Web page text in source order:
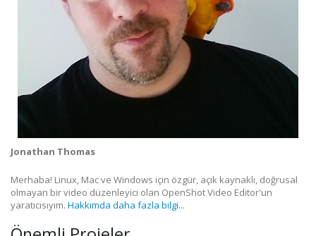
Jonathan Thomas
Merhaba! Linux, Mac ve Windows için özgür, açık kaynaklı, doğrusal
olmayan bir video düzenleyici olan OpenShot Video Editor'un
yaratıcısıyım. Hakkımda daha fazla bilgi...